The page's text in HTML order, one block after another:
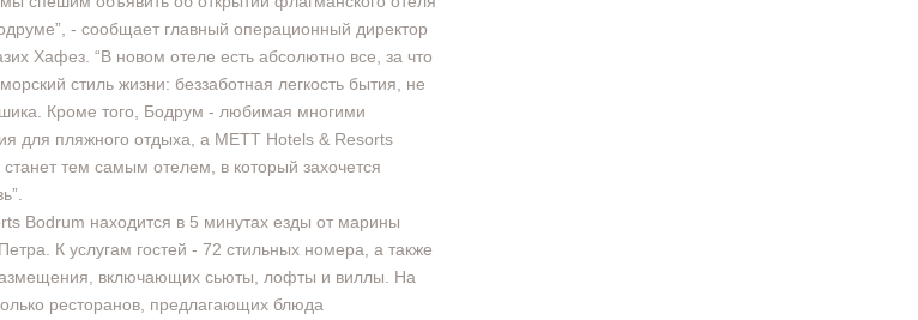
- сообщает главный операционный директор
Хафез. “В новом отеле есть абсолютно все, за что
стиль жизни: беззаботная легкость бытия, не
Кроме того, Бодрум - любимая многими
для пляжного отдыха, а METT Hotels & Resorts
тем самым отелем, в который захочется
Bodrum находится в 5 минутах езды от марины
К услугам гостей - 72 стильных номера, а также
включающих сьюты, лофты и виллы. На
ресторанов, предлагающих блюда